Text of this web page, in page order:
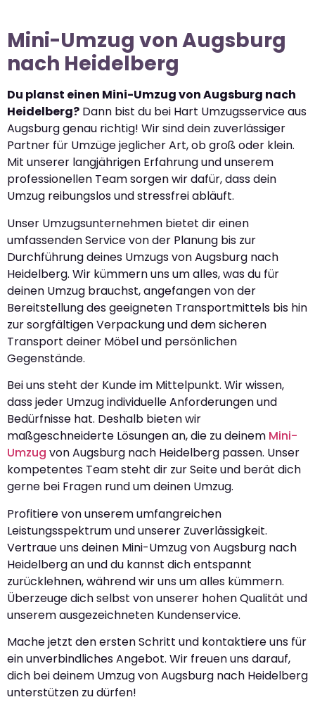
Mini-Umzug von Augsburg
nach Heidelberg
Du planst einen Mini-Umzug von Augsburg nach
Heidelberg? Dann bist du bei Hart Umzugsservice aus
Augsburg genau richtig! Wir sind dein zuverlässiger
Partner für Umzüge jeglicher Art, ob groß oder klein.
Mit unserer langjährigen Erfahrung und unserem
professionellen Team sorgen wir dafür, dass dein
Umzug reibungslos und stressfrei abläuft.
Unser Umzugsunternehmen bietet dir einen
umfassenden Service von der Planung bis zur
Durchführung deines Umzugs von Augsburg nach
Heidelberg. Wir kümmern uns um alles, was du für
deinen Umzug brauchst, angefangen von der
Bereitstellung des geeigneten Transportmittels bis hin
zur sorgfältigen Verpackung und dem sicheren
Transport deiner Möbel und persönlichen
Gegenstände.
Bei uns steht der Kunde im Mittelpunkt. Wir wissen,
dass jeder Umzug individuelle Anforderungen und
Bedürfnisse hat. Deshalb bieten wir
maßgeschneiderte Lösungen an, die zu deinem Mini-
Umzug von Augsburg nach Heidelberg passen. Unser
kompetentes Team steht dir zur Seite und berät dich
gerne bei Fragen rund um deinen Umzug.
Profitiere von unserem umfangreichen
Leistungsspektrum und unserer Zuverlässigkeit.
Vertraue uns deinen Mini-Umzug von Augsburg nach
Heidelberg an und du kannst dich entspannt
zurücklehnen, während wir uns um alles kümmern.
Überzeuge dich selbst von unserer hohen Qualität und
unserem ausgezeichneten Kundenservice.
Mache jetzt den ersten Schritt und kontaktiere uns für
ein unverbindliches Angebot. Wir freuen uns darauf,
dich bei deinem Umzug von Augsburg nach Heidelberg
unterstützen zu dürfen!